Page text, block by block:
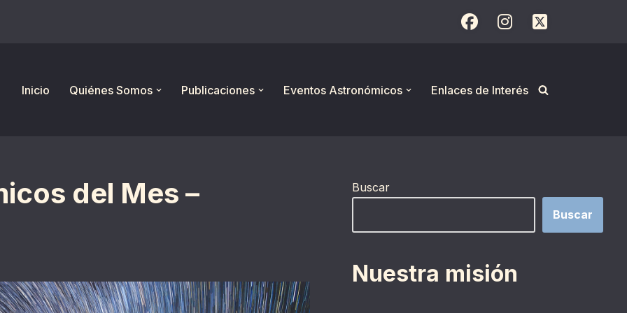
Inicio
Quiénes Somos Publicaciones Eventos Astronómicos Enlaces de Interés
del Mes –
Buscar
Buscar
Nuestra misión